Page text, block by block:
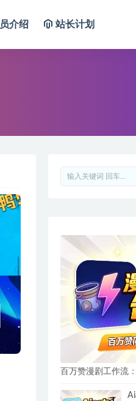
介绍 站长计划
百万赞漫剧工作流